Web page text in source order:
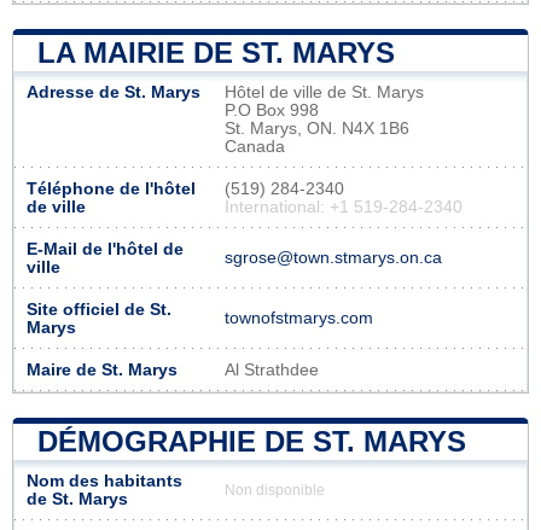
LA MAIRIE DE ST. MARYS
Adresse de St. Marys
Hôtel de ville de St. Marys
P.O Box 998
St. Marys, ON. N4X 1B6
Canada
Téléphone de l'hôtel
de ville
(519) 284-2340
International: +1 519-284-2340
E-Mail de l'hôtel de
ville
sgrose@town.stmarys.on.ca
Site officiel de St.
Marys
townofstmarys.com
Maire de St. Marys Al Strathdee
DÉMOGRAPHIE DE ST. MARYS
Nom des habitants
de St. Marys
Non disponible